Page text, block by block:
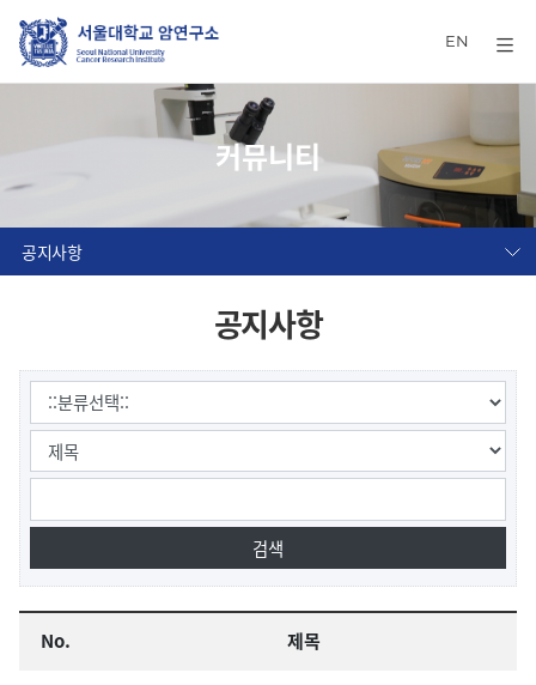
EN
커뮤니티
공지사항
공지사항
No. 제목